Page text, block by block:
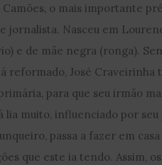
o mais importante
jornalista. Nasceu em
e de mãe negra (ronga).
reformado, José Craveirinha
para que seu irmão
muito, influenciado por seu
passa a fazer em casa
que este ia tendo. Assim,